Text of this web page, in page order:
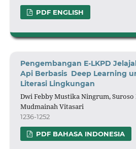
PDF ENGLISH
Pengembangan E-LKPD
Api Berbasis Deep Learning
Literasi Lingkungan
Dwi Febby Mustika Ningrum,
Mudmainah Vitasari
1236-1252
PDF BAHASA INDONESIA